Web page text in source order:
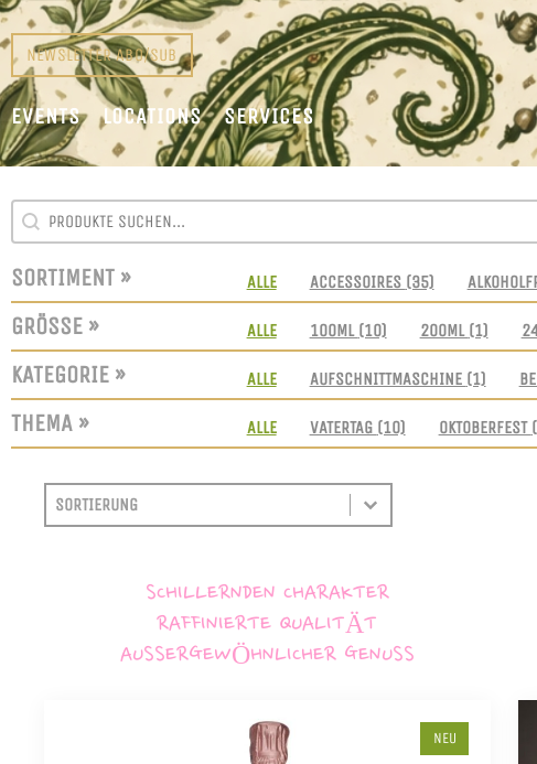
NEWSLETTER ABO/SUB
EVENTS LOCATIONS SERVICES
SUCHFELD
SEARCH CONTENT
SORTIMENT » SORTIMENT
ALLE ACCESSOIRES (35)
GRÖSSE »
GRÖSSEN
ALLE 100ML (10) 200ML (1)
KATEGORIE »
KATEGORIE
ALLE AUFSCHNITTMASCHINE (1)
THEMA »
THEMEN
ALLE VATERTAG (10) OKTOBERFEST
SORTIEREN
SORT CONTENT
SORT CONTENT
SCHILLERNDEN CHARAKTER
RAFFINIERTE QUALITÄT
AUSSERGEWÖHNLICHER GENUSS
NEU